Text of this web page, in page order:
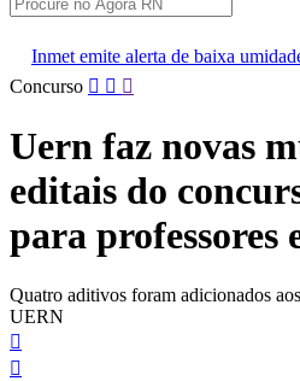
baixa umidade para 77 cidades do
Pular
conteúdo
Concurso
Uern faz novas
editais do
para professores
Quatro aditivos foram adicionados
UERN